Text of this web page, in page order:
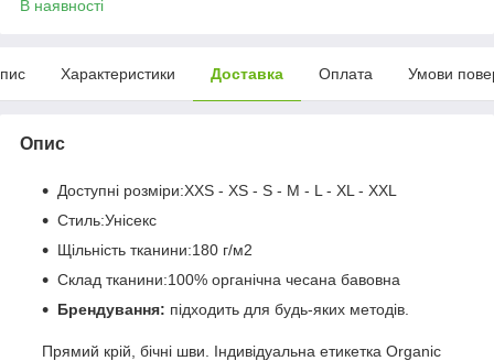
В наявності
Характеристики Доставка Оплата Умови
Опис
Доступні розміри:XXS - XS - S - M - L - XL - XXL
Стиль:Унісекс
Щільність тканини:180 г/м2
Склад тканини:100% органічна чесана бавовна
Брендування: підходить для будь-яких методів.
Прямий крій, бічні шви. Індивідуальна етикетка Organic